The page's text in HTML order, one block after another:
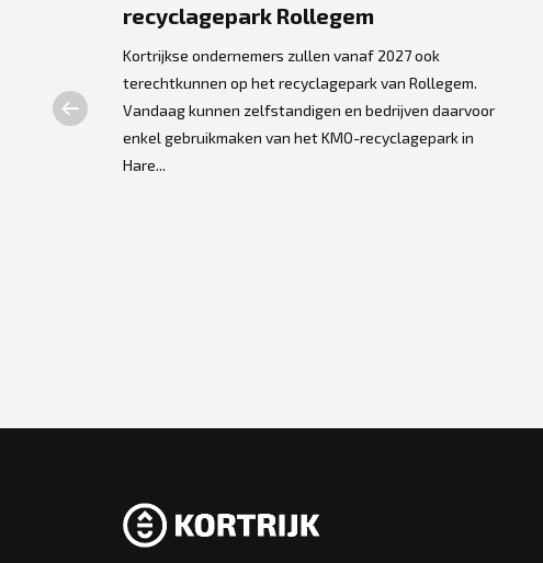
gegeven
recyclagepark Rollegem
Kortrijkse ondernemers zullen vanaf 2027 ook
terechtkunnen op het recyclagepark van Rollegem.
Vandaag kunnen zelfstandigen en bedrijven daarvoor
enkel gebruikmaken van het KMO-recyclagepark in
Hare...